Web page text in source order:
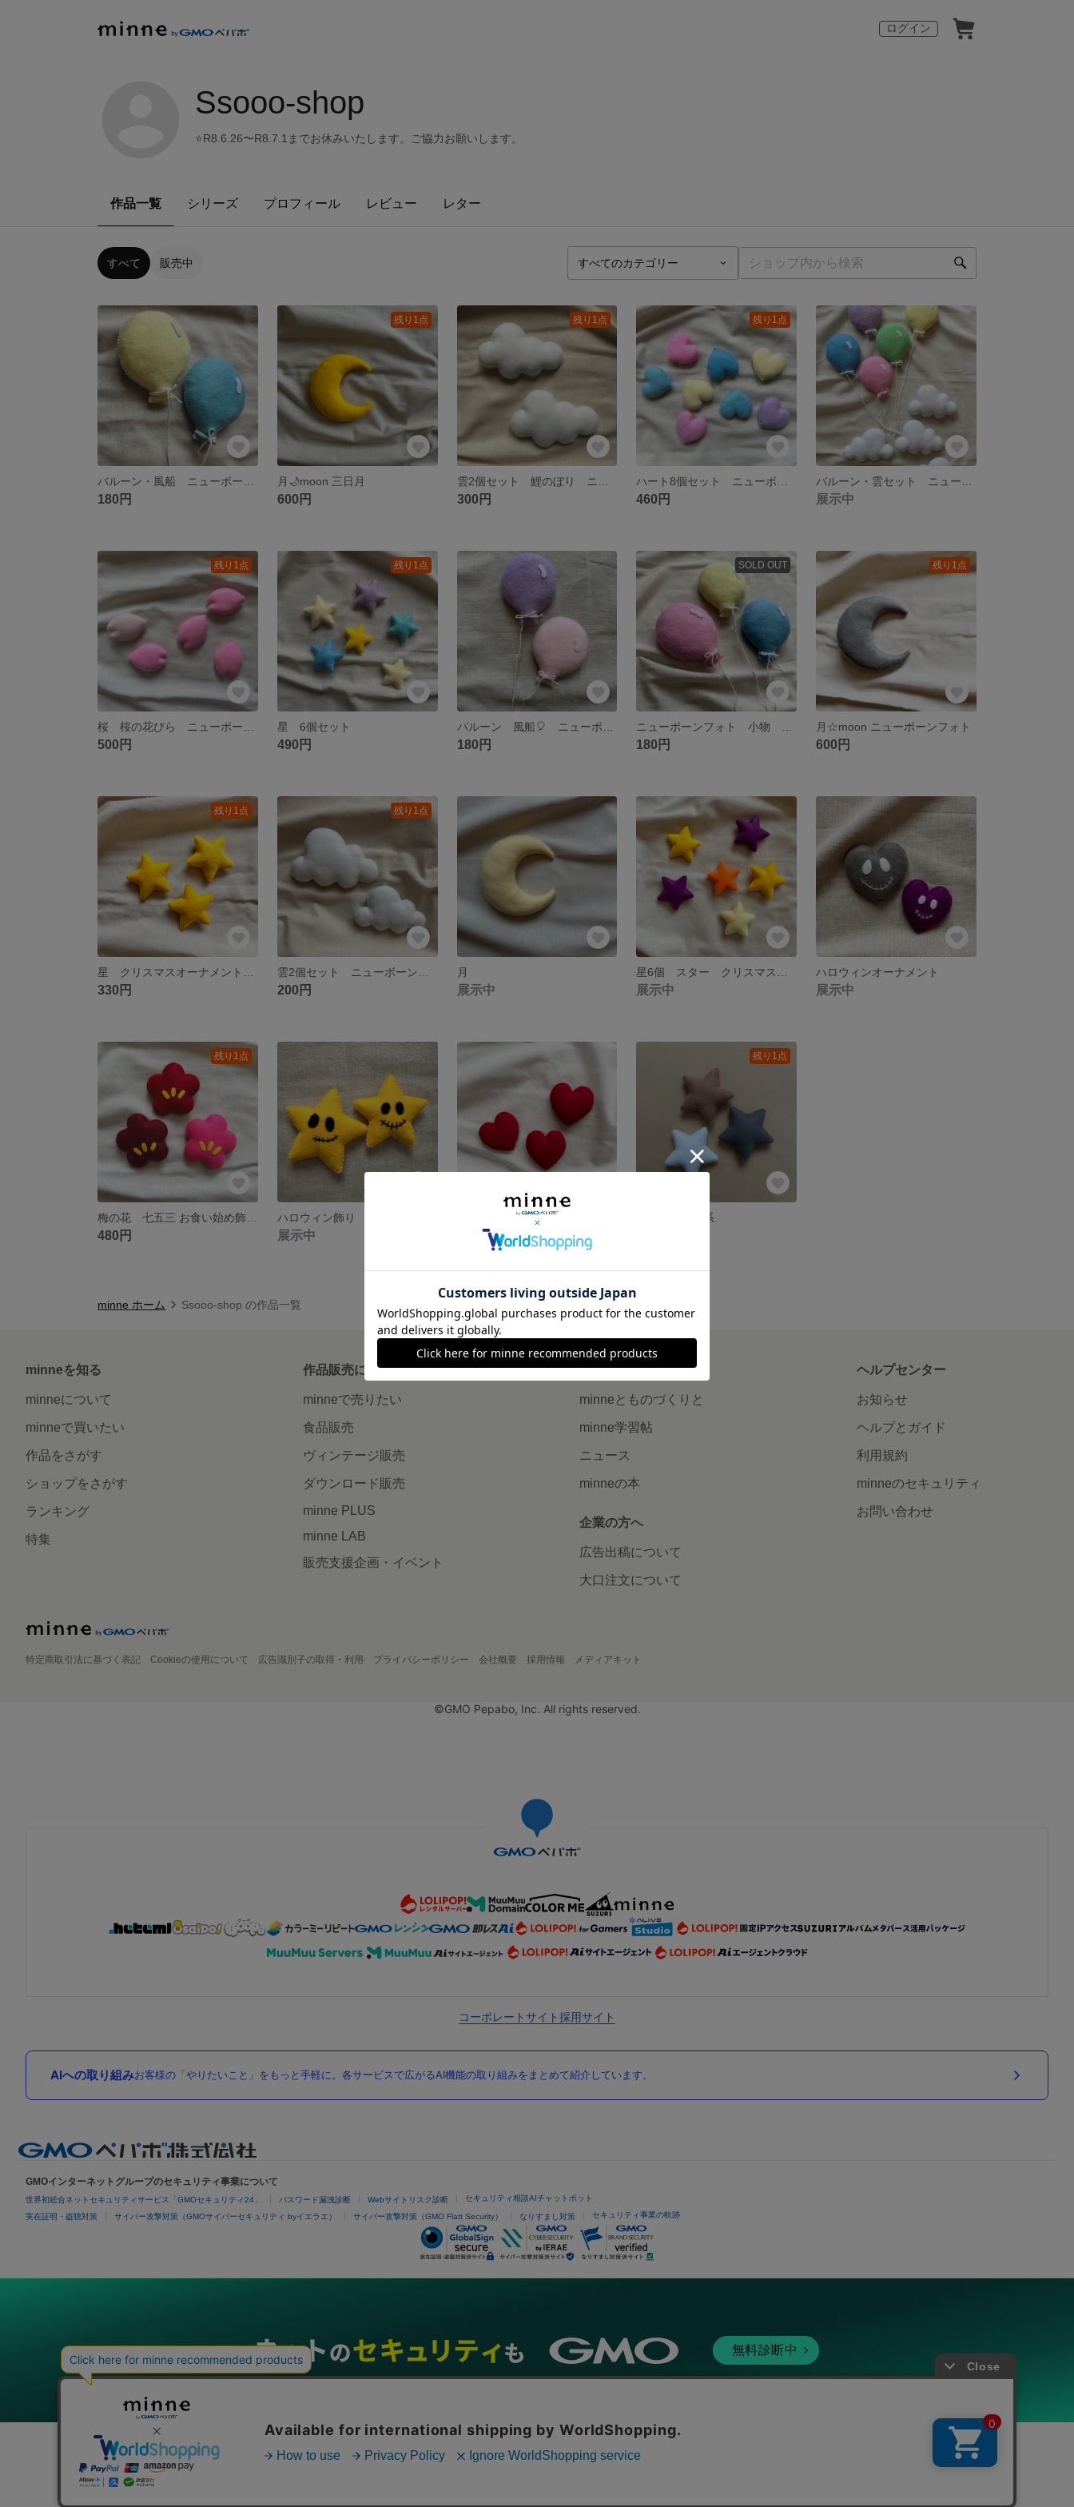
ログイン
Ssooo-shop
⭐️R8.6.26〜R8.7.1までお休みいたします。ご協力お願いします。
作品一覧 シリーズ プロフィール レビュー レター
すべて 販売中
180円
残り1点
月🌙moon 三日月
600円
残り1点
300円
残り1点
460円 展示中
残り1点
500円
残り1点
星 6個セット
490円 180円
SOLD OUT
180円
残り1点
月☆moon ニューボーンフォト
600円
残り1点
330円
残り1点
200円
月
展示中 展示中
ハロウィンオーナメント
展示中
残り1点
480円 展示中 280円
残り1点
星 ブラウン系
minne ホーム Ssooo-shop の作品一覧
minneを知る
minneについて
minneで買いたい
作品をさがす
ショップをさがす
ランキング
特集
作品販売について
minneで売りたい
食品販売
ヴィンテージ販売
ダウンロード販売
minne PLUS
minne LAB
販売支援企画・イベント
読みもの
minneとものづくりと
minne学習帖
ニュース
minneの本
企業の方へ
広告出稿について
大口注文について
ヘルプセンター
お知らせ
ヘルプとガイド
利用規約
minneのセキュリティ
お問い合わせ
特定商取引法に基づく表記 Cookieの使用について 広告識別子の取得・利用 プライバシーポリシー 会社概要 採用情報 メディアキット
©GMO Pepabo, Inc. All rights reserved.
コーポレートサイト採用サイト
AIへの取り組みお客様の「やりたいこと」をもっと手軽に。各サービスで広がるAI機能の取り組みをまとめて紹介しています。
GMOインターネットグループのセキュリティ事業について
世界初総合ネットセキュリティサービス「GMOセキュリティ24」 パスワード漏洩診断 Webサイトリスク診断 セキュリティ相談AIチャットボット
実在証明・盗聴対策 サイバー攻撃対策（GMOサイバーセキュリティ byイエラエ） サイバー攻撃対策（GMO Flatt Security） なりすまし対策 セキュリティ事業の軌跡
無料診断中
グループサービス
インターネットサービス